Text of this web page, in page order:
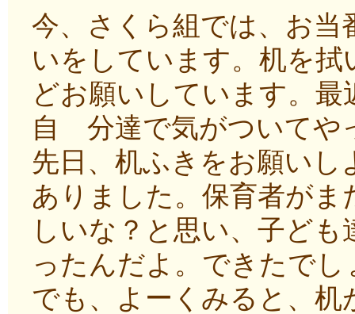
今、さくら組では、お
いをしています。机を
どお願いしています。
自 分達で気がついてや
先日、机ふきをお願い
ありました。保育者が
しいな？と思い、子ど
ったんだよ。できたで
でも、よーくみると、